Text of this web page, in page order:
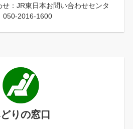
：JR東日本お問い合わせセンタ
2016-1600
りの窓口